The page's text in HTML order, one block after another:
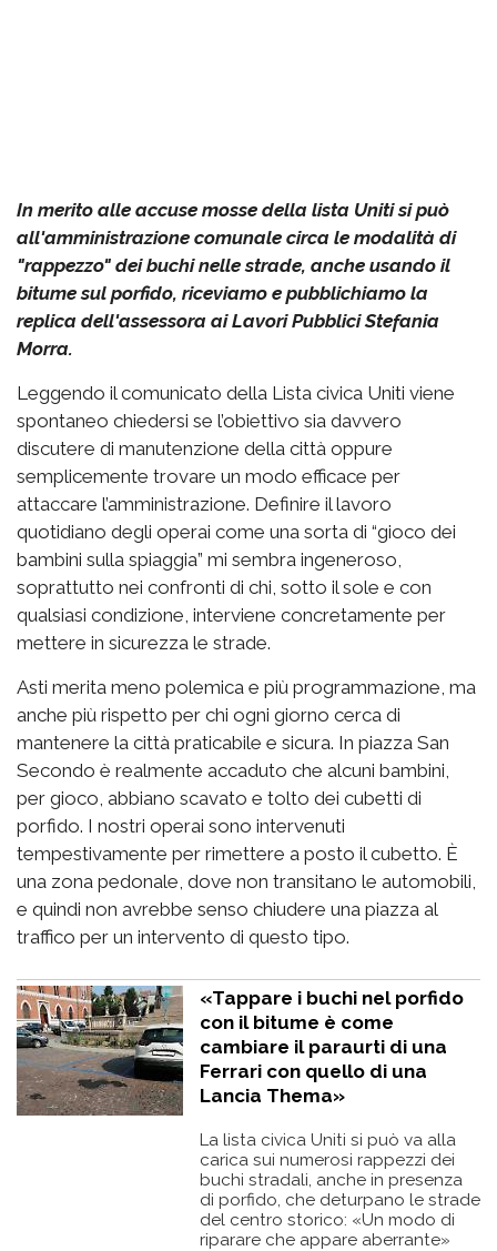
In merito alle accuse mosse della lista Uniti si può
all'amministrazione comunale circa le modalità di
"rappezzo" dei buchi nelle strade, anche usando il
bitume sul porfido, riceviamo e pubblichiamo la
replica dell'assessora ai Lavori Pubblici Stefania
Morra.
Leggendo il comunicato della Lista civica Uniti viene
spontaneo chiedersi se l’obiettivo sia davvero
discutere di manutenzione della città oppure
semplicemente trovare un modo efficace per
attaccare l’amministrazione. Definire il lavoro
quotidiano degli operai come una sorta di “gioco dei
bambini sulla spiaggia” mi sembra ingeneroso,
soprattutto nei confronti di chi, sotto il sole e con
qualsiasi condizione, interviene concretamente per
mettere in sicurezza le strade.
Asti merita meno polemica e più programmazione, ma
anche più rispetto per chi ogni giorno cerca di
mantenere la città praticabile e sicura. In piazza San
Secondo è realmente accaduto che alcuni bambini,
per gioco, abbiano scavato e tolto dei cubetti di
porfido. I nostri operai sono intervenuti
tempestivamente per rimettere a posto il cubetto. È
una zona pedonale, dove non transitano le automobili,
e quindi non avrebbe senso chiudere una piazza al
traffico per un intervento di questo tipo.
«Tappare i buchi nel porfido
con il bitume è come
cambiare il paraurti di una
Ferrari con quello di una
Lancia Thema»
La lista civica Uniti si può va alla
carica sui numerosi rappezzi dei
buchi stradali, anche in presenza
di porfido, che deturpano le strade
del centro storico: «Un modo di
riparare che appare aberrante»